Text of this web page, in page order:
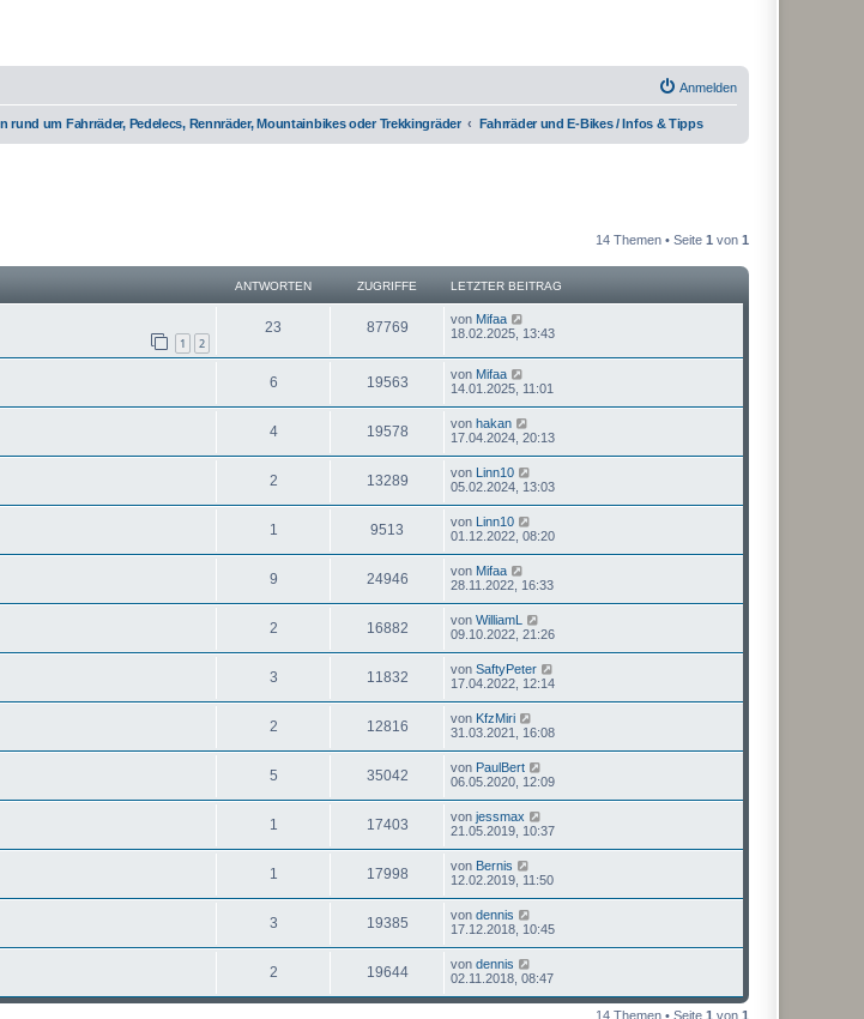
Anmelden
rund um Fahrräder, Pedelecs, Rennräder, Mountainbikes oder Trekkingräder Fahrräder und E-Bikes / Infos & Tipps
14 Themen • Seite 1 von 1
ANTWORTEN ZUGRIFFE LETZTER BEITRAG
1 2
23 87769 von Mifaa
18.02.2025, 13:43
6 19563 von Mifaa
14.01.2025, 11:01
4 19578 von hakan
17.04.2024, 20:13
2 13289 von Linn10
05.02.2024, 13:03
1 9513 von Linn10
01.12.2022, 08:20
9 24946 von Mifaa
28.11.2022, 16:33
2 16882 von WilliamL
09.10.2022, 21:26
3 11832 von SaftyPeter
17.04.2022, 12:14
2 12816 von KfzMiri
31.03.2021, 16:08
5 35042 von PaulBert
06.05.2020, 12:09
1 17403 von jessmax
21.05.2019, 10:37
1 17998 von Bernis
12.02.2019, 11:50
3 19385 von dennis
17.12.2018, 10:45
2 19644 von dennis
02.11.2018, 08:47
14 Themen • Seite 1 von 1